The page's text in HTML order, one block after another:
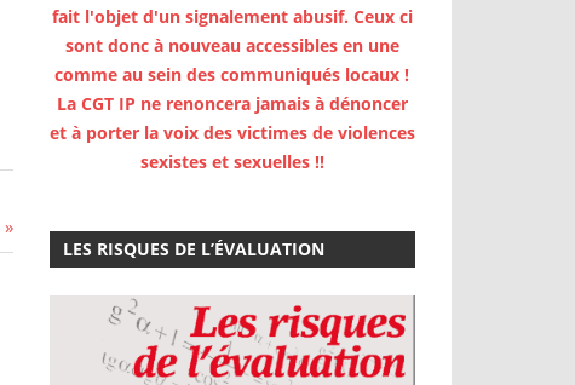
fait l'objet d'un signalement abusif. Ceux ci
sont donc à nouveau accessibles en une
comme au sein des communiqués locaux !
La CGT IP ne renoncera jamais à dénoncer
et à porter la voix des victimes de violences
sexistes et sexuelles !!
LES RISQUES DE L’ÉVALUATION